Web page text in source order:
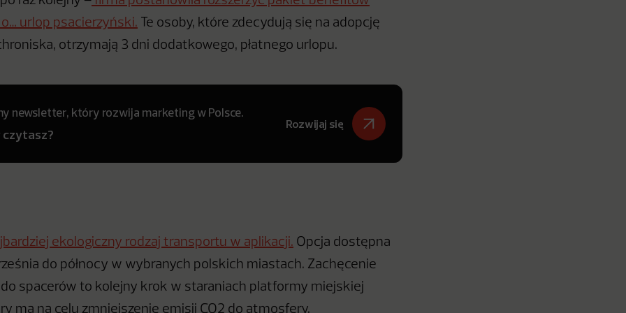
urlop psacierzyński. Te osoby, które zdecydują się na adopcję
otrzymają 3 dni dodatkowego, płatnego urlopu.
newsletter, który rozwija marketing w Polsce.
czytasz?
Rozwijaj się
ekologiczny rodzaj transportu w aplikacji. Opcja dostępna
do północy w wybranych polskich miastach. Zachęcenie
spacerów to kolejny krok w staraniach platformy miejskiej
ma na celu zmniejszenie emisji CO2 do atmosfery.